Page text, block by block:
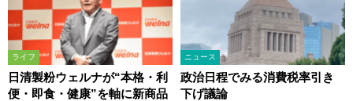
ライフ
日清製粉ウェルナが“本格・利
便・即食・健康”を軸に新商品
ニュース
政治日程でみる消費税率引き
下げ議論